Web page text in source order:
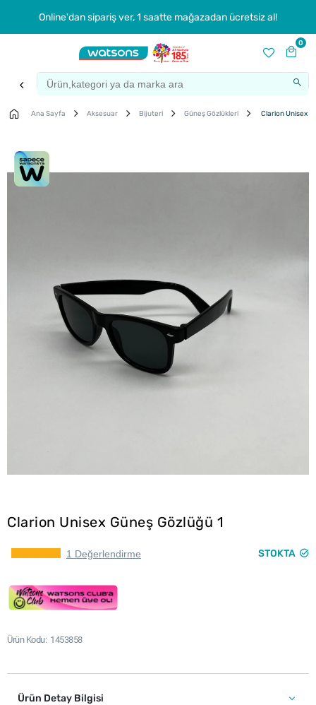
Online'dan sipariş ver, 1 saatte mağazadan ücretsiz al!
0
Ana Sayfa Aksesuar Bijuteri Güneş Gözlükleri Clarion Unisex
Clarion Unisex Güneş Gözlüğü 1
1 Değerlendirme STOKTA
Ürün Kodu 1453858
Ürün Detay Bilgisi